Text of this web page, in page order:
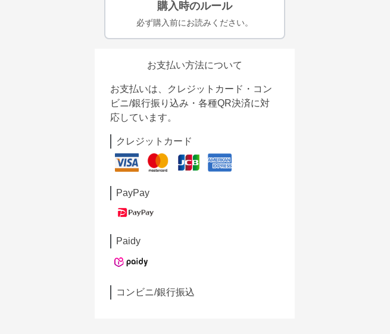
購入時のルール
必ず購入前にお読みください。
お支払い方法について
お支払いは、クレジットカード・コン
ビニ/銀行振り込み・各種QR決済に対
応しています。
クレジットカード
PayPay
Paidy
コンビニ/銀行振込